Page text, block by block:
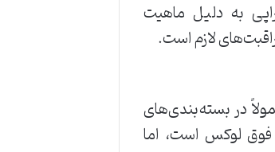
به دلیل ماهیت
لازم است.
در بسته‌بندی‌های
فوق لوکس است، اما